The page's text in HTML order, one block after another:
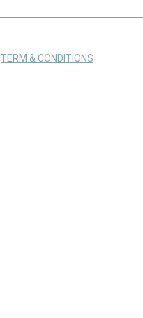
TERM & CONDITIONS